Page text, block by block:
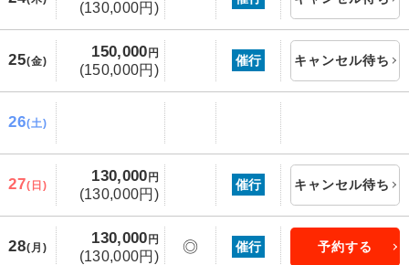
(130,000円)
25(金)
150,000 円
(150,000円)
催行 キャンセル待ち
26(土)
27(日)
130,000 円
(130,000円)
催行 キャンセル待ち
28(月)
130,000 円
(130,000円)
◎ 催行 予約する